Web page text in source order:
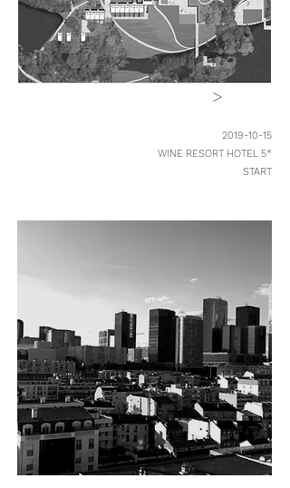
>
2019-10-15
WINE RESORT HOTEL 5*
START